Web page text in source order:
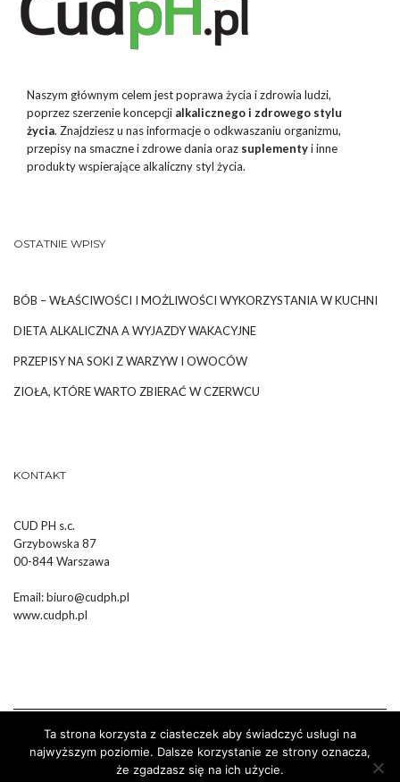
Naszym głównym celem jest poprawa życia i zdrowia ludzi,
poprzez szerzenie koncepcji alkalicznego i zdrowego stylu
życia. Znajdziesz u nas informacje o odkwaszaniu organizmu,
przepisy na smaczne i zdrowe dania oraz suplementyi inne
produkty wspierające alkaliczny styl życia.
OSTATNIE WPISY
BÓB – WŁAŚCIWOŚCI I MOŻLIWOŚCI WYKORZYSTANIA W KUCHNI
DIETA ALKALICZNA A WYJAZDY WAKACYJNE
PRZEPISY NA SOKI Z WARZYW I OWOCÓW
ZIOŁA, KTÓRE WARTO ZBIERAĆ W CZERWCU
KONTAKT
CUD PH s.c.
Grzybowska 87
00-844 Warszawa
Email:biuro@cudph.pl
www.cudph.pl
Wykonanie :Strony Internetowe Białystok Dr Pixel
Ta strona korzysta z ciasteczek aby świadczyć usługi na
najwyższym poziomie. Dalsze korzystanie ze strony oznacza,
że zgadzasz się na ich użycie.